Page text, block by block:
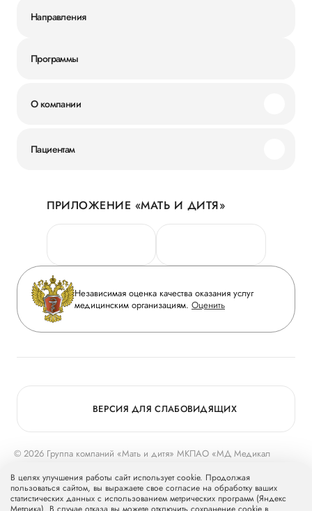
Направления
Программы
О компании
Новости
Руководство
Сотрудничество
Инвесторам
Журнал «Мать и дитя»
Вакансии
Медицинский туризм
Пациентам
Личный кабинет
Персональные данные
Горячая линия качества
Вопрос-ответ
Приложение пациента
Статьи
ПРИЛОЖЕНИЕ «МАТЬ И ДИТЯ»
Независимая оценка качества оказания услуг
медицинским организациям. Оценить
© 2026 Группа компаний «Мать и дитя» МКПАО «МД Медикал
Группу компаний «Мать и дитя».
ВЕРСИЯ ДЛЯ СЛАБОВИДЯЩИХ
В целях улучшения работы сайт использует cookie. Продолжая
пользоваться сайтом, вы выражаете свое согласие на обработку ваших
статистических данных с использованием метрических программ (Яндекс